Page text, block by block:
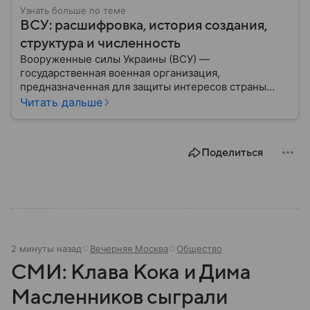
Узнать больше по теме
ВСУ: расшифровка, история создания,
структура и численность
Вооруженные силы Украины (ВСУ) —
государственная военная организация,
предназначенная для защиты интересов страны
военным путем. Была создана после
Читать дальше
Поделиться
2 минуты назад Вечерняя Москва Общество
СМИ: Клава Кока и Дима
Масленников сыграли